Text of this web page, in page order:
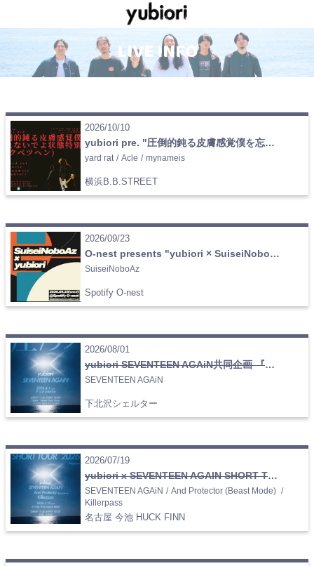
LIVE INFO
2026/10/10
yubiori pre. "圧倒的鈍る皮膚感覚僕を忘れないでよ状態 特別編（トクベツヘン）" 〜 yard rat 2nd full album release tour 横浜編 & Acle 1st full album release tour 横浜編
yard rat / Acle / mynameis
横浜B.B.STREET
2026/09/23
O-nest presents "yubiori × SuiseiNoboAz"
SuiseiNoboAz
Spotify O-nest
2026/08/01
yubiori SEVENTEEN AGAiN共同企画 『圧/リプ』
SEVENTEEN AGAiN
下北沢シェルター
2026/07/19
yubiori x SEVENTEEN AGAIN SHORT TOUR 2026 名古屋編
SEVENTEEN AGAiN / And Protector (Beast Mode) /
Killerpass
名古屋 今池 HUCK FINN